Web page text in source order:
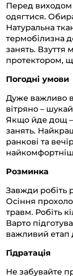
Перед
одягтися.
Натуральна
термобілизна
занять. Взуття
протектором,
Погодні умови
Дуже важливо
вітряно –
Якщо йде дощ
занять.
ранкові та
Розминка
Завжди робіть
Осіння
травм. Робіть
Варто
важливий етап
Гідратація
Не забувайте